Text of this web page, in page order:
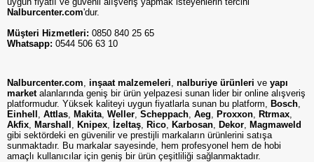
Nalburcenter.com'dur.
Müşteri Hizmetleri: 0850 840 25 65
Whatsapp: 0544 506 63 10
Nalburcenter.com inşaat malzemeleri nalburiye ürünleri ve yapı
marketalanlarında geniş bir ürün yelpazesi sunan lider bir online alışveriş
platformudur. Yüksek kaliteyi uygun fiyatlarla sunan bu platform, Bosch
Einhell Attlas Makita Weller Scheppach Aeg Proxxon Rtrmax
Akfix Marshall Knipex İzeltaş Rico Karbosan Dekor Magmaweld
gibi sektördeki en güvenilir ve prestijli markaların ürünlerini satışa
sunmaktadır. Bu markalar sayesinde, hem profesyonel hem de hobi
amaçlı kullanıcılar için geniş bir ürün çeşitliliği sağlanmaktadır.